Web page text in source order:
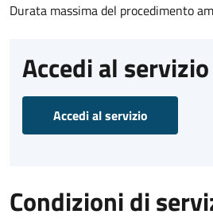
Durata massima del procedimento
Accedi al servizio
Accedi al servizio
Condizioni di